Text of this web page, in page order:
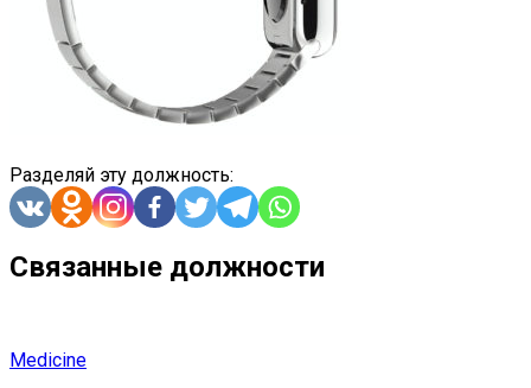
Разделяй эту должность:
Связанные должности
Medicine